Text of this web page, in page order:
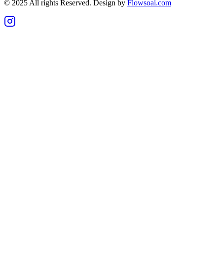
© 2025 All rights Reserved. Design by Flowsoai.com